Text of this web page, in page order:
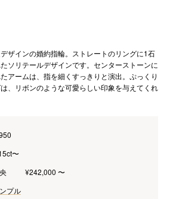
ザインの婚約指輪。ストレートのリングに1石
ソリテールデザインです。センターストーンに
アームは、指を細くすっきりと演出。ぷっくり
、リボンのような可愛らしい印象を与えてくれ
〜
¥242,000 〜
プル